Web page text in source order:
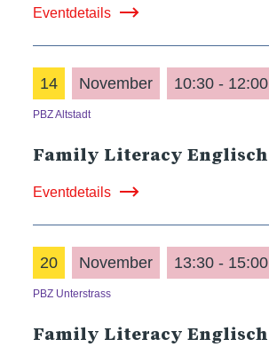
Eventdetails
14 November 10:30 - 12:00
PBZ Altstadt
Family Literacy Englisch
Eventdetails
20 November 13:30 - 15:00
PBZ Unterstrass
Family Literacy Englisch